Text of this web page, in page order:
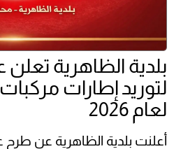
بلدية الظاهرية
لتوريد إطارات مركبات
لعام 2026
أعلنت بلدية الظاهرية عن